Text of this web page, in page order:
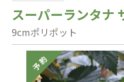
スーパーランタナ
9cmポリポット